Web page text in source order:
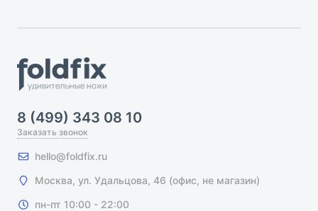
8 (499) 343 08 10
Заказать звонок
hello@foldfix.ru
Москва, ул. Удальцова, 46 (офис, не магазин)
пн-пт 10:00 - 22:00